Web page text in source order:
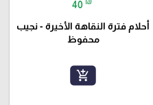
40
أحلام فترة النقاهة الأخيرة - نجيب
محفوظ
add_shopping_cart